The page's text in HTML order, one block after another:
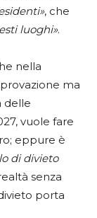
, che
luoghi».
nella
ma
delle
vuole fare
eppure è
di divieto
senza
porta